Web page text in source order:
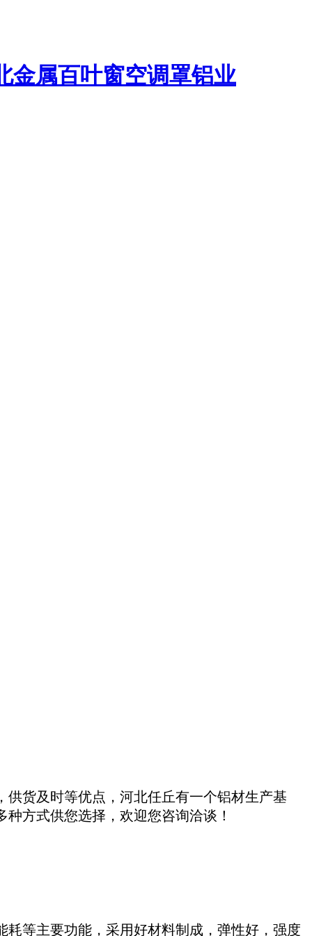
货及时等优点，河北任丘有一个铝材生产基
方式供您选择，欢迎您咨询洽谈！
等主要功能，采用好材料制成，弹性好，强度